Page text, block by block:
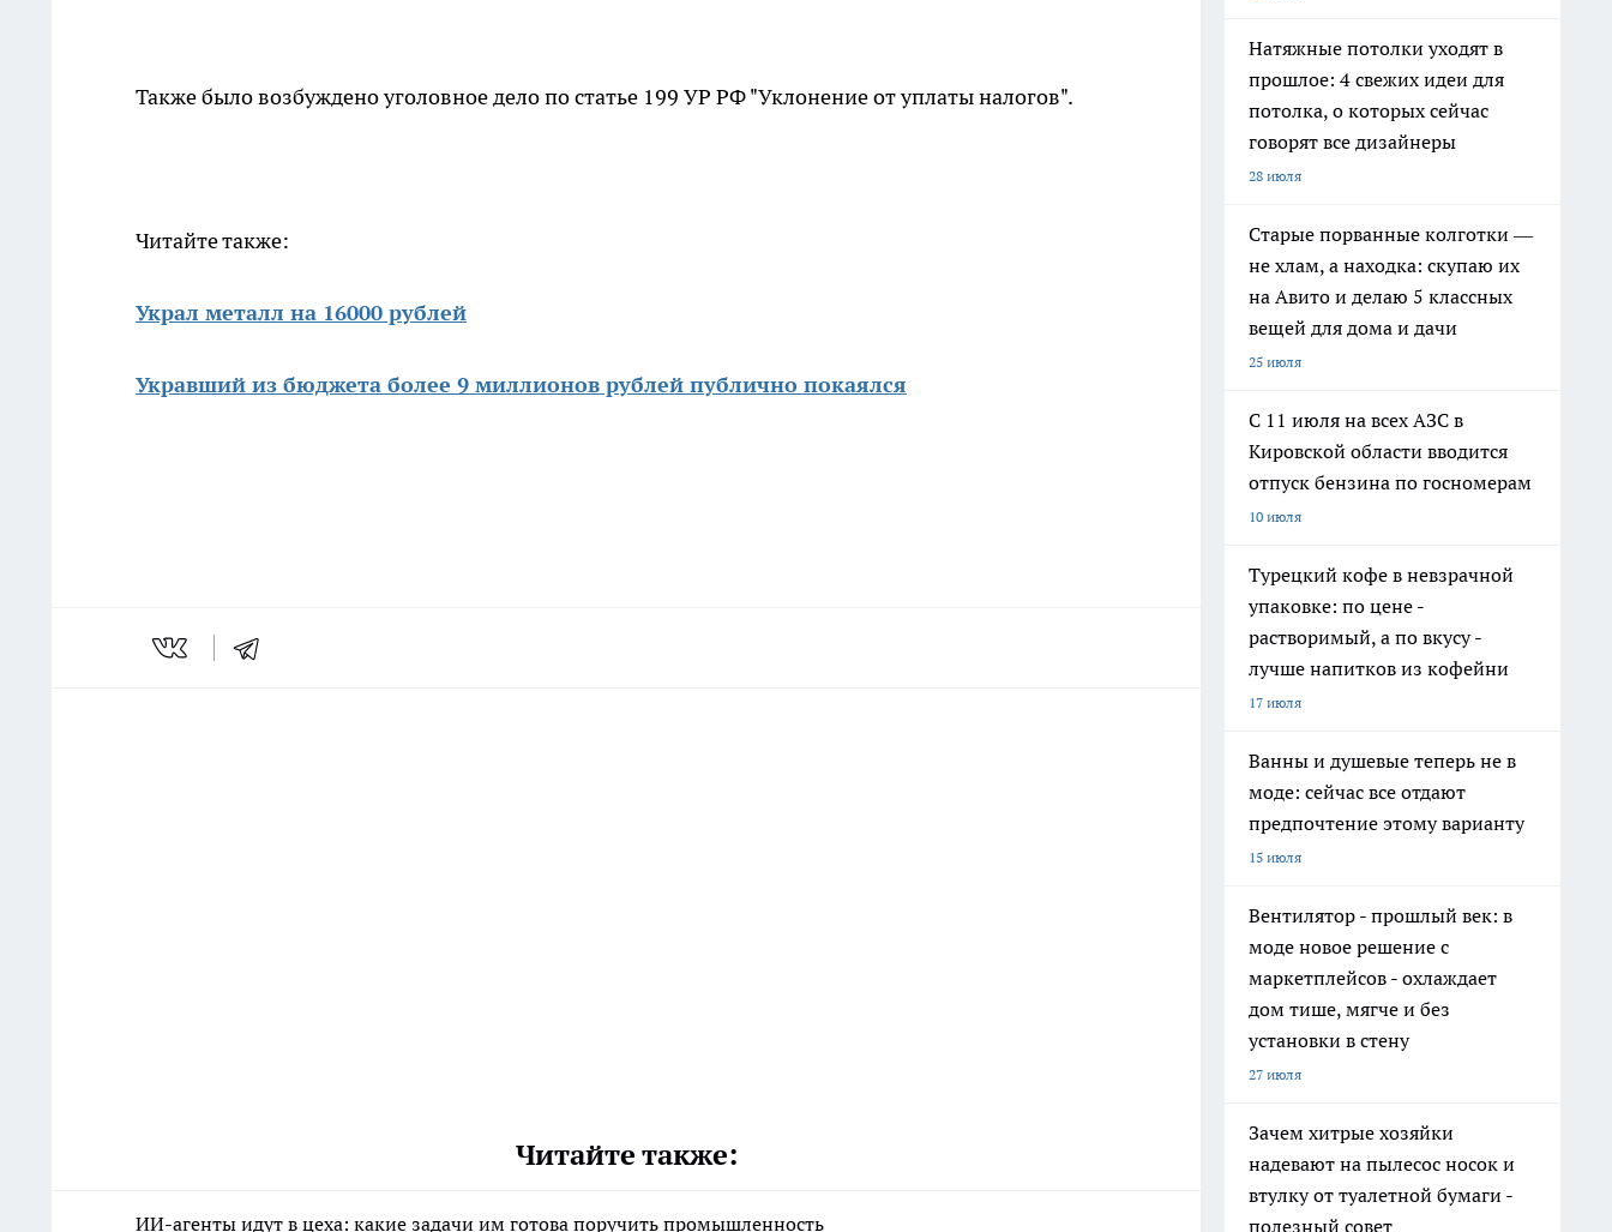
Также было возбуждено уголовное дело по статье 199 УР РФ "Уклонение от уплаты налогов".
Читайте также:
Украл металл на 16000 рублей
Укравший из бюджета более 9 миллионов рублей публично покаялся
Читайте также:
ИИ-агенты идут в цеха: какие задачи им готова поручить промышленность
Натяжные потолки уходят в
прошлое: 4 свежих идеи для
потолка, о которых сейчас
говорят все дизайнеры
28 июля
Старые порванные колготки —
не хлам, а находка: скупаю их
на Авито и делаю 5 классных
вещей для дома и дачи
25 июля
С 11 июля на всех АЗС в
Кировской области вводится
отпуск бензина по госномерам
10 июля
Турецкий кофе в невзрачной
упаковке: по цене -
растворимый, а по вкусу -
лучше напитков из кофейни
17 июля
Ванны и душевые теперь не в
моде: сейчас все отдают
предпочтение этому варианту
15 июля
Вентилятор - прошлый век: в
моде новое решение с
маркетплейсов - охлаждает
дом тише, мягче и без
установки в стену
27 июля
Зачем хитрые хозяйки
надевают на пылесос носок и
втулку от туалетной бумаги -
полезный совет